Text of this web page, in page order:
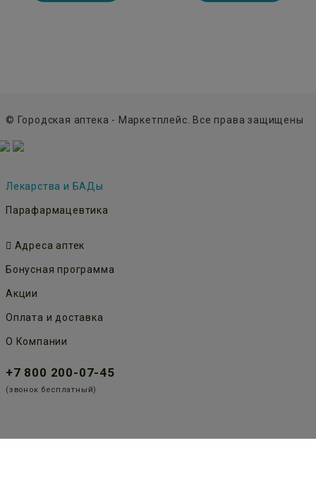
© Городская аптека - Маркетплейс. Все права защищены
Лекарства и БАДы
Парафармацевтика
Адреса аптек
Бонусная программа
Акции
Оплата и доставка
О Компании
+7 800 200-07-45
(звонок бесплатный)